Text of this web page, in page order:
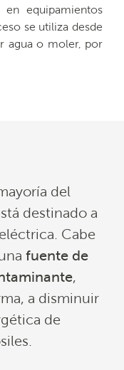
en equipamientos
se utiliza desde
agua o moler, por
del
destinado a
Cabe
fuente de
,
a disminuir
de